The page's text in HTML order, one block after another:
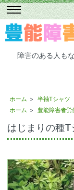
障害のある人も
ホーム > 半袖Tシャツ
ホーム > 豊能障害者
はじまりの種T